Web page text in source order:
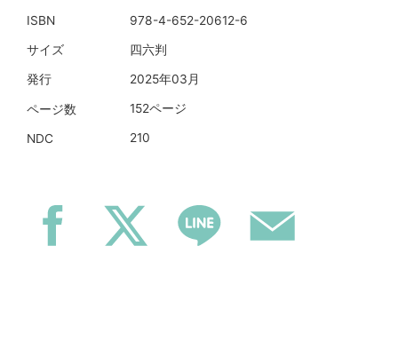
ISBN 978-4-652-20612-6
サイズ 四六判
発行 2025年03月
ページ数 152ページ
NDC 210